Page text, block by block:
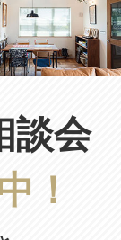
談会
！